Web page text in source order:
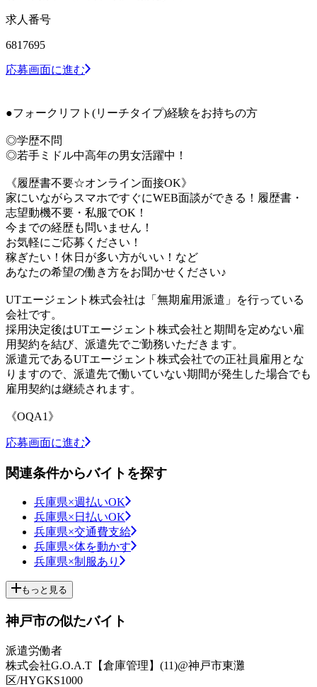
求人番号
6817695
応募画面に進む
●フォークリフト(リーチタイプ)経験をお持ちの方
◎学歴不問
◎若手ミドル中高年の男女活躍中！
《履歴書不要☆オンライン面接OK》
家にいながらスマホですぐにWEB面談ができる！履歴書・
志望動機不要・私服でOK！
今までの経歴も問いません！
お気軽にご応募ください！
稼ぎたい！休日が多い方がいい！など
あなたの希望の働き方をお聞かせください♪
UTエージェント株式会社は「無期雇用派遣」を行っている
会社です。
採用決定後はUTエージェント株式会社と期間を定めない雇
用契約を結び、派遣先でご勤務いただきます。
派遣元であるUTエージェント株式会社での正社員雇用とな
りますので、派遣先で働いていない期間が発生した場合でも
雇用契約は継続されます。
《OQA1》
応募画面に進む
関連条件からバイトを探す
兵庫県×週払いOK
兵庫県×日払いOK
兵庫県×交通費支給
兵庫県×体を動かす
兵庫県×制服あり
もっと見る
神戸市の似たバイト
派遣労働者
株式会社G.O.A.T【倉庫管理】(11)@神戸市東灘
区/HYGKS1000